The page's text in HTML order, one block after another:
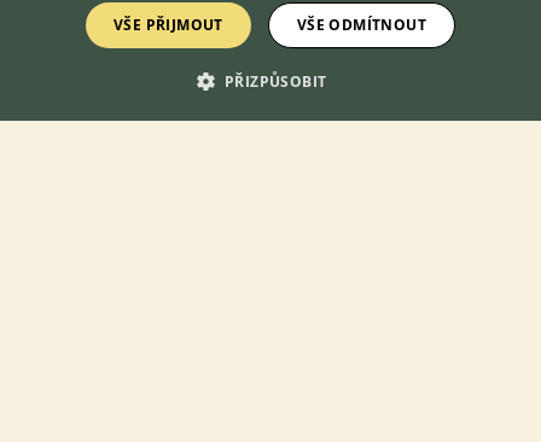
5reakcí
9.8.2022 21:02
Amazonan - spolocnik z prirodzeneho odchovu
VŠE PŘIJMOUT VŠE ODMÍTNOUT
PŘIZPŮSOBIT